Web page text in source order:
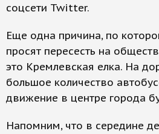
соцсети Twitter.
Еще одна причина, по
просят пересесть на
это Кремлевская елка. На
большое количество
движение в центре города
Напомним, что в середине